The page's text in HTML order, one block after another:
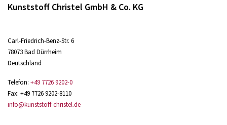
Kunststoff Christel GmbH & Co. KG
Carl-Friedrich-Benz-Str. 6
78073 Bad Dürrheim
Deutschland
Telefon: +49 7726 9202-0
Fax: +49 7726 9202-8110
info@kunststoff-christel.de